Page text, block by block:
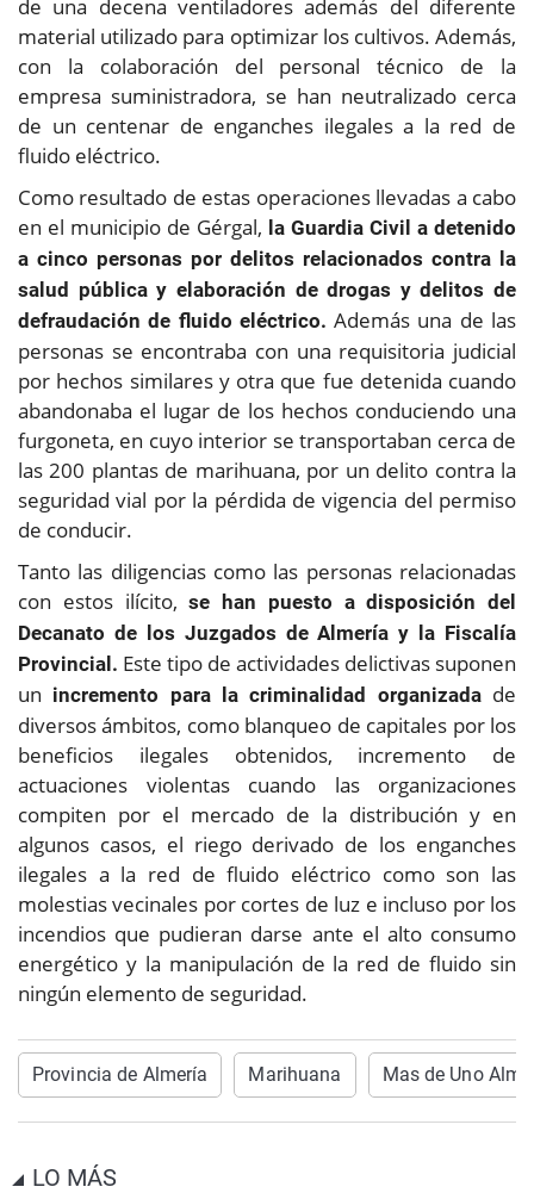
de una decena ventiladores además del diferente
material utilizado para optimizar los cultivos. Además,
con la colaboración del personal técnico de la
empresa suministradora, se han neutralizado cerca
de un centenar de enganches ilegales a la red de
fluido eléctrico.
Como resultado de estas operaciones llevadas a cabo
en el municipio de Gérgal, la Guardia Civil a detenido
a cinco personas por delitos relacionados contra la
salud pública y elaboración de drogas y delitos de
defraudación de fluido eléctrico.Además una de las
personas se encontraba con una requisitoria judicial
por hechos similares y otra que fue detenida cuando
abandonaba el lugar de los hechos conduciendo una
furgoneta, en cuyo interior se transportaban cerca de
las 200 plantas de marihuana, por un delito contra la
seguridad vial por la pérdida de vigencia del permiso
de conducir.
Tanto las diligencias como las personas relacionadas
con estos ilícito,se han puesto a disposición del
Decanato de los Juzgados de Almería y la Fiscalía
Provincial. Este tipo de actividades delictivas suponen
un incremento para la criminalidad organizadade
diversos ámbitos, como blanqueo de capitales por los
beneficios ilegales obtenidos, incremento de
actuaciones violentas cuando las organizaciones
compiten por el mercado de la distribución y en
algunos casos, el riego derivado de los enganches
ilegales a la red de fluido eléctrico como son las
molestias vecinales por cortes de luz e incluso por los
incendios que pudieran darse ante el alto consumo
energético y la manipulación de la red de fluido sin
ningún elemento de seguridad.
Provincia de Almería Marihuana Mas de Uno
LO MÁS